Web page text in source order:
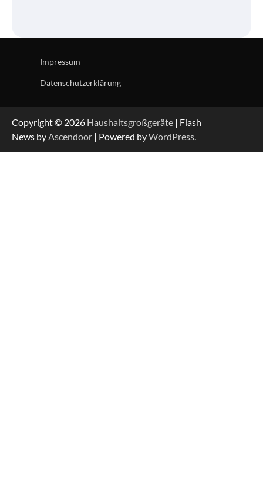
Impressum
Datenschutzerklärung
Copyright © 2026 Haushaltsgroßgeräte | Flash
News byAscendoor | Powered byWordPress.